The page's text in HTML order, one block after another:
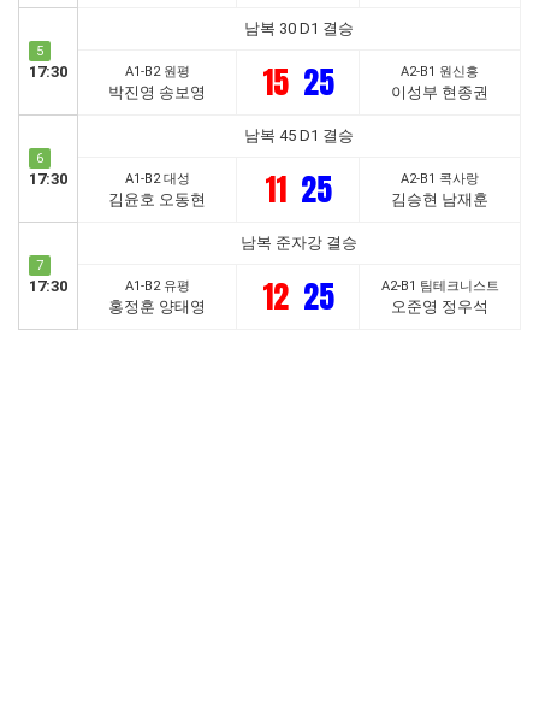
5
17:30
남복 30 D1 결승
A1-B2 원평
박진영 송보영 15 25 A2-B1 원신흥
이성부 현종권
6
17:30
남복 45 D1 결승
A1-B2 대성
김윤호 오동현 11 25 A2-B1 콕사랑
김승현 남재훈
7
17:30
남복 준자강 결승
A1-B2 유평
홍정훈 양태영 12 25 A2-B1 팀테크니스트
오준영 정우석